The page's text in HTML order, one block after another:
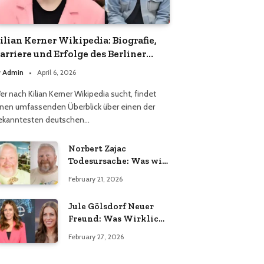
Kerner Wikipedia: Biografie,
und Erfolge des Berliner
Admin April 6, 2026
nach Kilian Kerner Wikipedia sucht, findet
umfassenden Überblick über einen der
deutschen…
Norbert Zajac
Todesursache: Was wir
February 21, 2026
Jule Gölsdorf Neuer
Freund: Was Wirklich
February 27, 2026